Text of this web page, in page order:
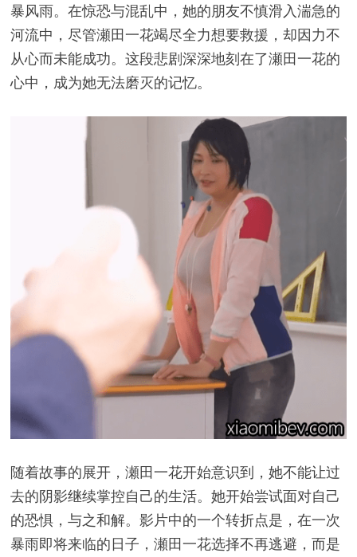
暴风雨。在惊恐与混乱中，她的朋友不慎滑入湍急的
河流中，尽管瀬田一花竭尽全力想要救援，却因力不
从心而未能成功。这段悲剧深深地刻在了瀬田一花的
心中，成为她无法磨灭的记忆。
随着故事的展开，瀬田一花开始意识到，她不能让过
去的阴影继续掌控自己的生活。她开始尝试面对自己
的恐惧，与之和解。影片中的一个转折点是，在一次
暴雨即将来临的日子，瀬田一花选择不再逃避，而是